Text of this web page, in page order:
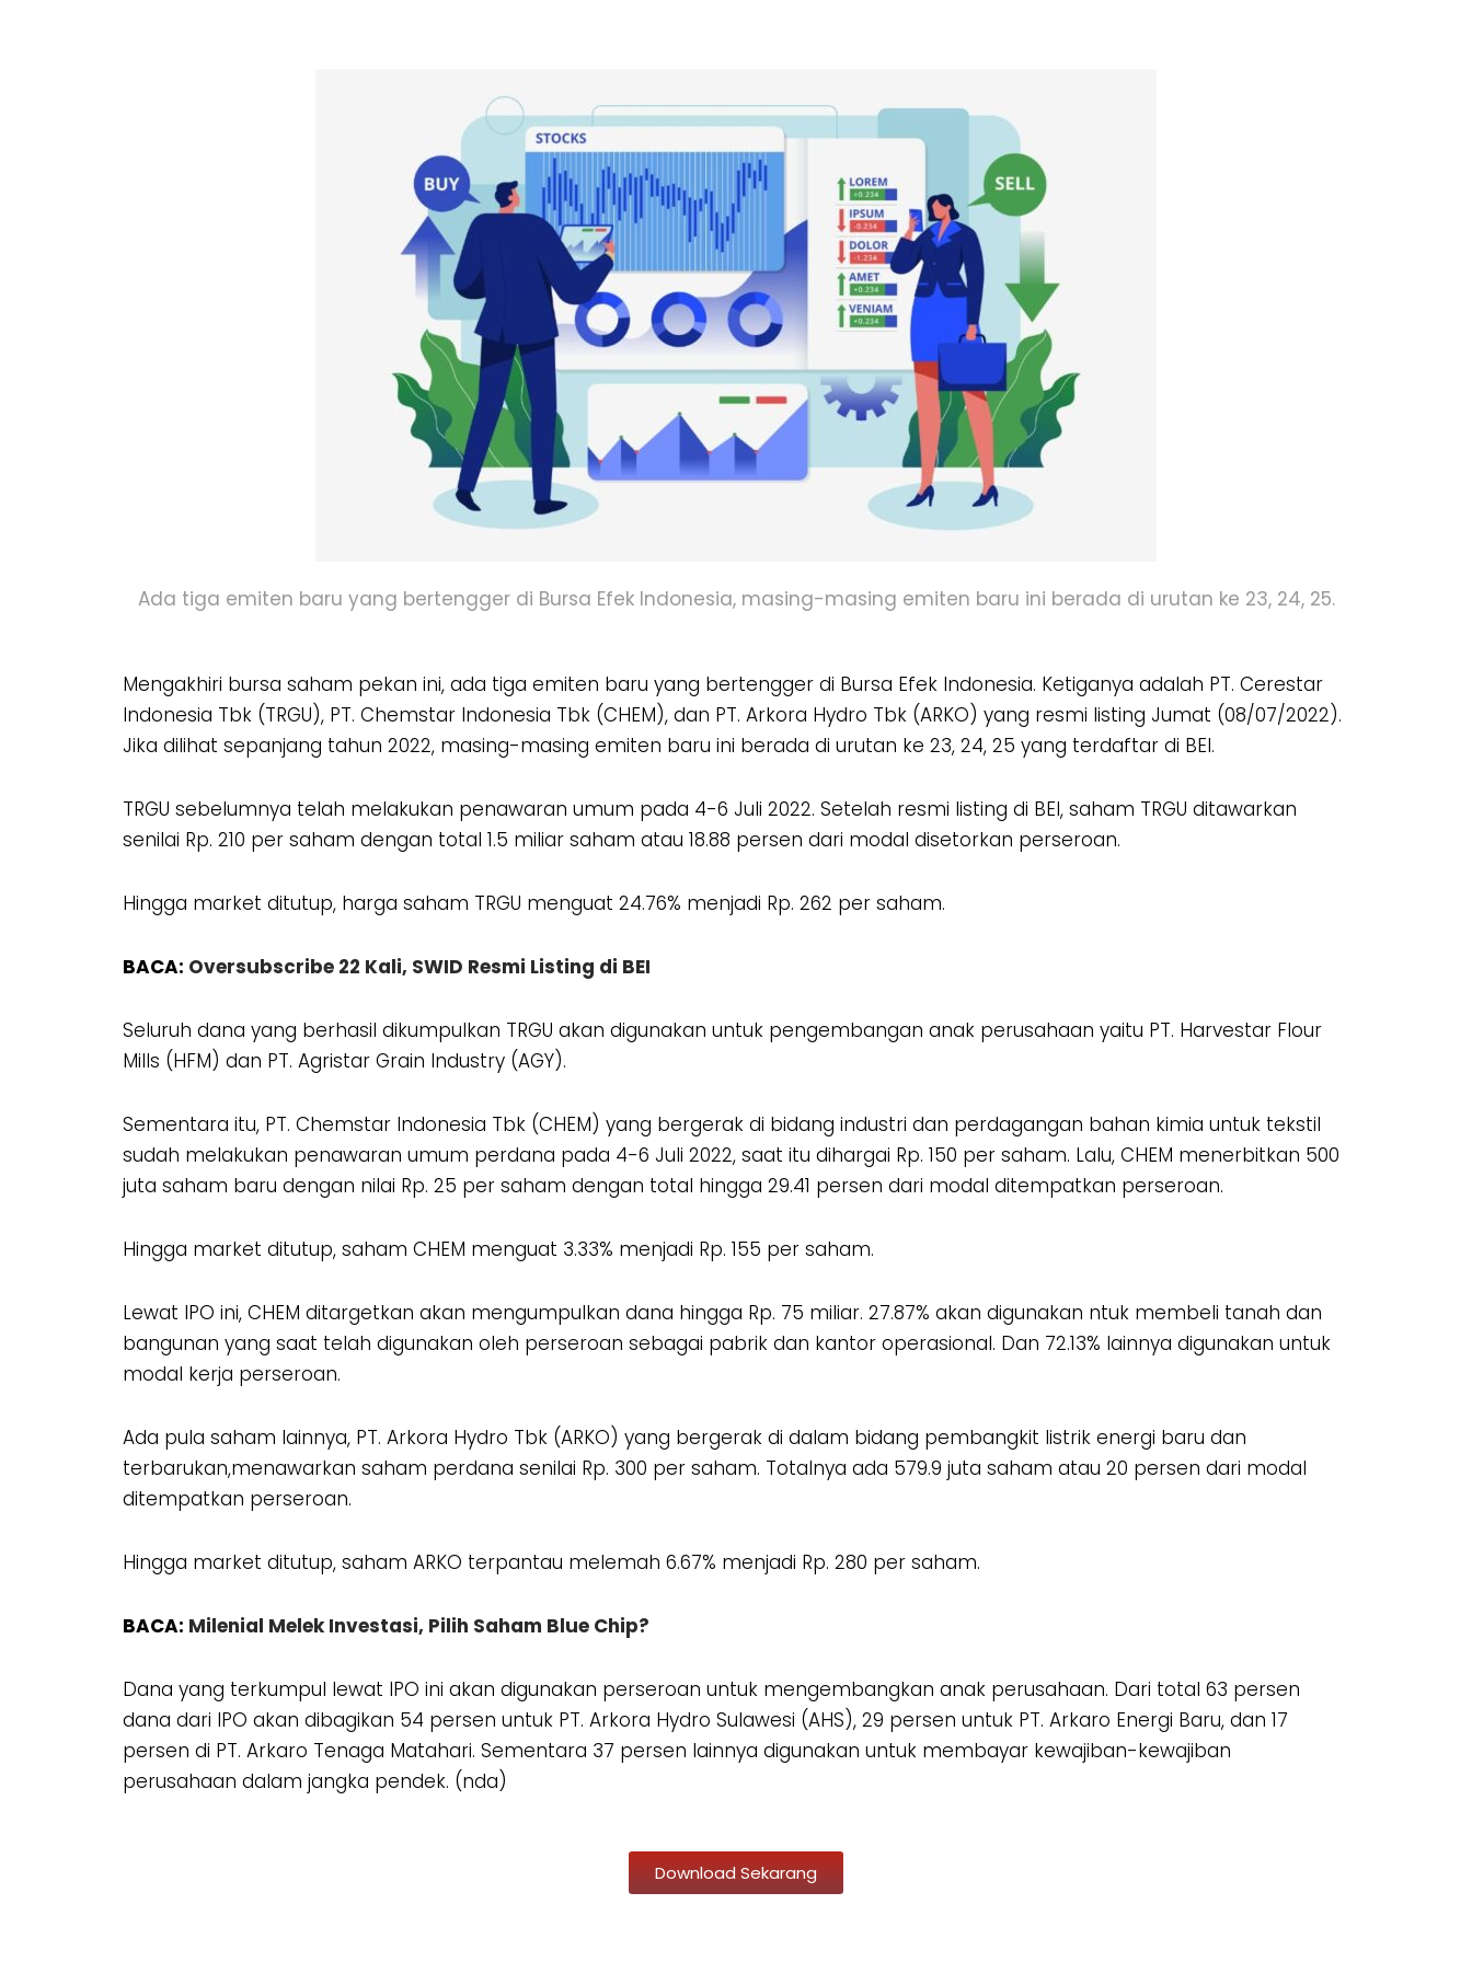
Ada tiga emiten baru yang bertengger di Bursa Efek Indonesia, masing-masing emiten baru ini berada di urutan ke 23, 24, 25.
Mengakhiri bursa saham pekan ini, ada tiga emiten baru yang bertengger di Bursa Efek Indonesia. Ketiganya adalah PT. Cerestar
Indonesia Tbk (TRGU), PT. Chemstar Indonesia Tbk (CHEM), dan PT. Arkora Hydro Tbk (ARKO) yang resmi listing Jumat (08/07/2022).
Jika dilihat sepanjang tahun 2022, masing-masing emiten baru ini berada di urutan ke 23, 24, 25 yang terdaftar di BEI.
TRGU sebelumnya telah melakukan penawaran umum pada 4-6 Juli 2022. Setelah resmi listing di BEI, saham TRGU ditawarkan
senilai Rp. 210 per saham dengan total 1.5 miliar saham atau 18.88 persen dari modal disetorkan perseroan.
Hingga market ditutup, harga saham TRGU menguat 24.76% menjadi Rp. 262 per saham.
BACA: Oversubscribe 22 Kali, SWID Resmi Listing di BEI
Seluruh dana yang berhasil dikumpulkan TRGU akan digunakan untuk pengembangan anak perusahaan yaitu PT. Harvestar Flour
Mills (HFM) dan PT. Agristar Grain Industry (AGY).
Sementara itu, PT. Chemstar Indonesia Tbk (CHEM) yang bergerak di bidang industri dan perdagangan bahan kimia untuk tekstil
sudah melakukan penawaran umum perdana pada 4-6 Juli 2022, saat itu dihargai Rp. 150 per saham. Lalu, CHEM menerbitkan 500
juta saham baru dengan nilai Rp. 25 per saham dengan total hingga 29.41 persen dari modal ditempatkan perseroan.
Hingga market ditutup, saham CHEM menguat 3.33% menjadi Rp. 155 per saham.
Lewat IPO ini, CHEM ditargetkan akan mengumpulkan dana hingga Rp. 75 miliar. 27.87% akan digunakan ntuk membeli tanah dan
bangunan yang saat telah digunakan oleh perseroan sebagai pabrik dan kantor operasional. Dan 72.13% lainnya digunakan untuk
modal kerja perseroan.
Ada pula saham lainnya, PT. Arkora Hydro Tbk (ARKO) yang bergerak di dalam bidang pembangkit listrik energi baru dan
terbarukan,menawarkan saham perdana senilai Rp. 300 per saham. Totalnya ada 579.9 juta saham atau 20 persen dari modal
ditempatkan perseroan.
Hingga market ditutup, saham ARKO terpantau melemah 6.67% menjadi Rp. 280 per saham.
BACA: Milenial Melek Investasi, Pilih Saham Blue Chip?
Dana yang terkumpul lewat IPO ini akan digunakan perseroan untuk mengembangkan anak perusahaan. Dari total 63 persen
dana dari IPO akan dibagikan 54 persen untuk PT. Arkora Hydro Sulawesi (AHS), 29 persen untuk PT. Arkaro Energi Baru, dan 17
persen di PT. Arkaro Tenaga Matahari. Sementara 37 persen lainnya digunakan untuk membayar kewajiban-kewajiban
perusahaan dalam jangka pendek. (nda)
Download Sekarang